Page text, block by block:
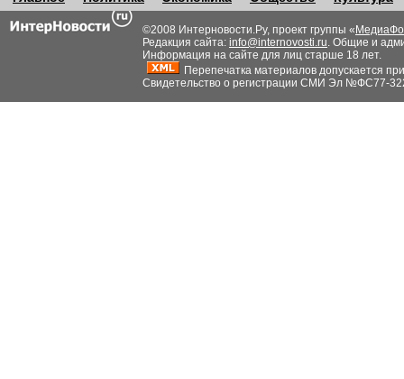
©2008 Интерновости.Ру, проект группы «
Редакция сайта: info@internovosti.ru. Общие и
Информация на сайте для лиц старше 18 лет.
Перепечатка материалов допускается
Свидетельство о регистрации СМИ Эл №ФС77-